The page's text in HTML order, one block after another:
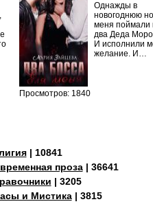
Просмотров: 1840
Однажды в
новогоднюю
меня поймали
два Деда
И исполнили
желание. И…
| 10841
проза| 36641
| 3205
и Мистика| 3815